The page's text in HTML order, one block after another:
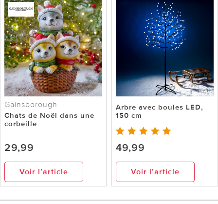
Gainsborough
Chats de Noël dans une
corbeille
29,99
Voir l’article
Arbre avec boules LED,
150 cm
49,99
Voir l’article